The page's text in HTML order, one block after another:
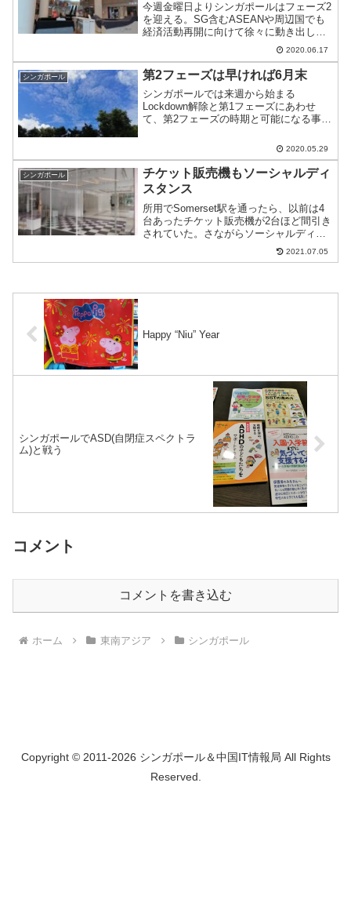
今週金曜日よりシンガポールはフェーズ2
を迎える。SG含むASEANや周辺国でも
経済活動再開に向けて徐々に動き出して
いる一方で、海外旅行は年内いっぱい難
2020.06.17
シンガポール 第2フェーズは早ければ6月末
シンガポールでは来週から始まる
Lockdown解除と第1フェーズにあわせ
て、第2フェーズの時期と可能になる事項
のスケジュールが着実に進んでいる。
2020.05.29
シンガポール
チケット販売機もソーシャルディ
スタンス
所用でSomerset駅を通ったら、以前は4
台あったチケット販売機が2台ほど間引き
されていた。さながらソーシャルディス
タンスのようだ。キャッシュレス化が進
み銀行カードやスマホでも地下鉄やバス
2021.07.05
Happy “Niu” Year
シンガポールでASD(自閉症スペクトラ
ム)と戦う
コメント
コメントを書き込む
ホーム 東南アジア シンガポール
Copyright © 2011-2026 シンガポール＆中国IT情報局 All Rights
Reserved.